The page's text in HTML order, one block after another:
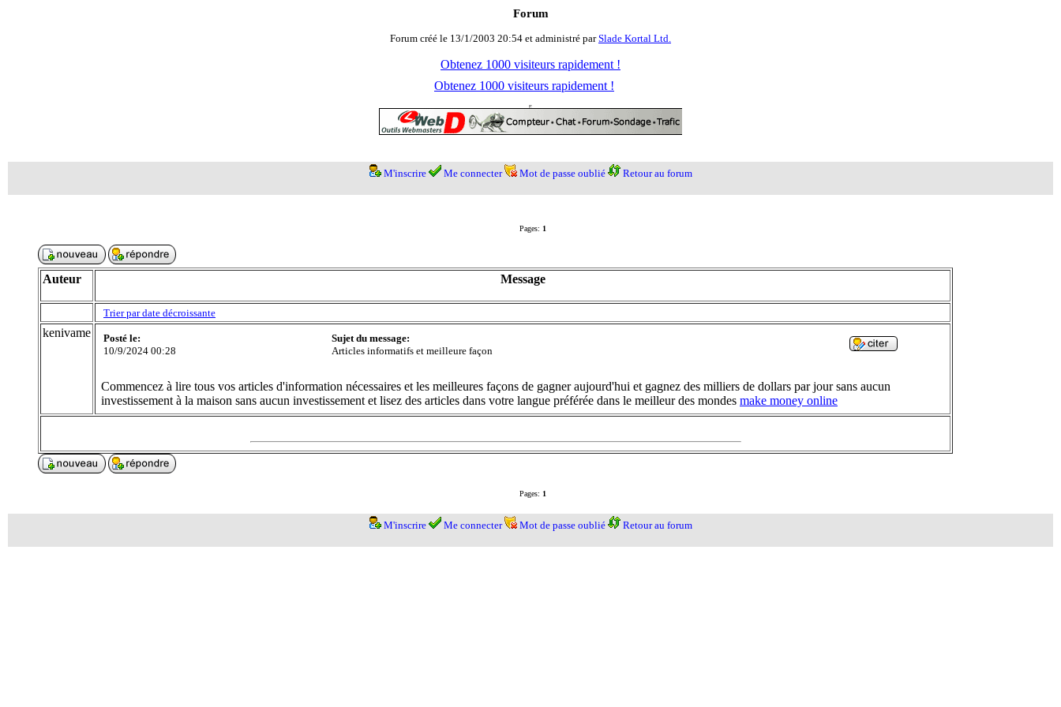
Forum
Forum créé le 13/1/2003 20:54 et administré parSlade Kortal Ltd.
Obtenez 1000 visiteurs rapidement !
Obtenez 1000 visiteurs rapidement !
M'inscrire Me connecter Mot de passe oublié Retour au forum
Pages: 1
Auteur Message
Trier par date décroissante
kenivame
Posté le:
10/9/2024 00:28
Sujet du message:
Articles informatifs et meilleure façon
Commencez à lire tous vos articles d'information nécessaires et les meilleures façons de gagner aujourd'hui et gagnez des milliers de dollars par jour sans aucun
investissement à la maison sans aucun investissement et lisez des articles dans votre langue préférée dans le meilleur des mondes make money online
Pages: 1
M'inscrire Me connecter Mot de passe oublié Retour au forum